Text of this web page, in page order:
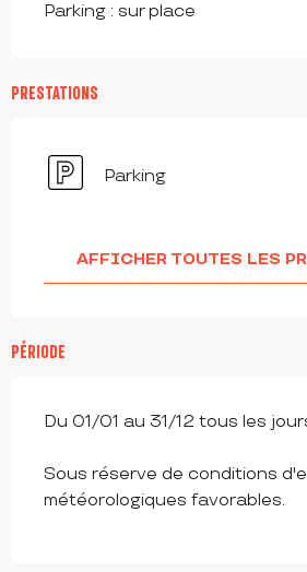
Parking : sur place
PRESTATIONS
Parking
AFFICHER TOUTES LES
PÉRIODE
Du 01/01 au 31/12 tous les
Sous réserve de conditions
météorologiques favorables.